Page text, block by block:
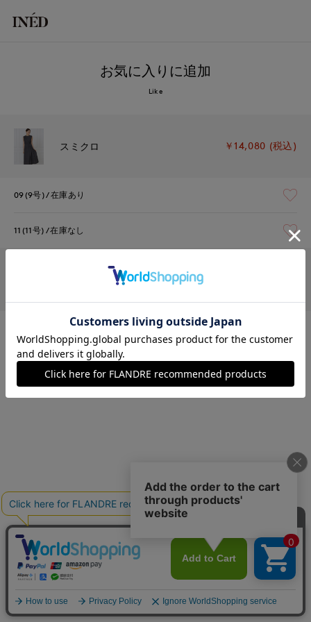
お気に入りに追加
Like
スミクロ ￥14,080 (税込)
09(9号) 在庫あり
11(11号) 在庫なし
在庫あり
11(11号) 在庫なし